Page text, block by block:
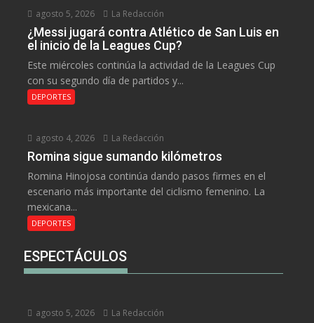
agosto 5, 2026 La Redacción
¿Messi jugará contra Atlético de San Luis en
el inicio de la Leagues Cup?
Este miércoles continúa la actividad de la Leagues Cup
con su segundo día de partidos y...
DEPORTES
agosto 4, 2026 La Redacción
Romina sigue sumando kilómetros
Romina Hinojosa continúa dando pasos firmes en el
escenario más importante del ciclismo femenino. La
mexicana...
DEPORTES
ESPECTÁCULOS
agosto 5, 2026 La Redacción